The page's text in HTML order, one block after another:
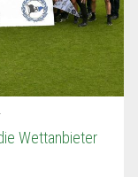
Wettanbieter